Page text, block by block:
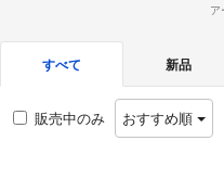
ア
すべて 新品
販売中のみ おすすめ順